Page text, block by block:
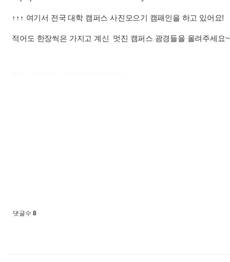
↑↑↑ 여기서 전국 대학 캠퍼스 사진모으기 캠패인을 하고 있어요!
적어도 한장씩은 가지고 계신 멋진 캠퍼스 광경들을 올려주세요~
댓글수 8